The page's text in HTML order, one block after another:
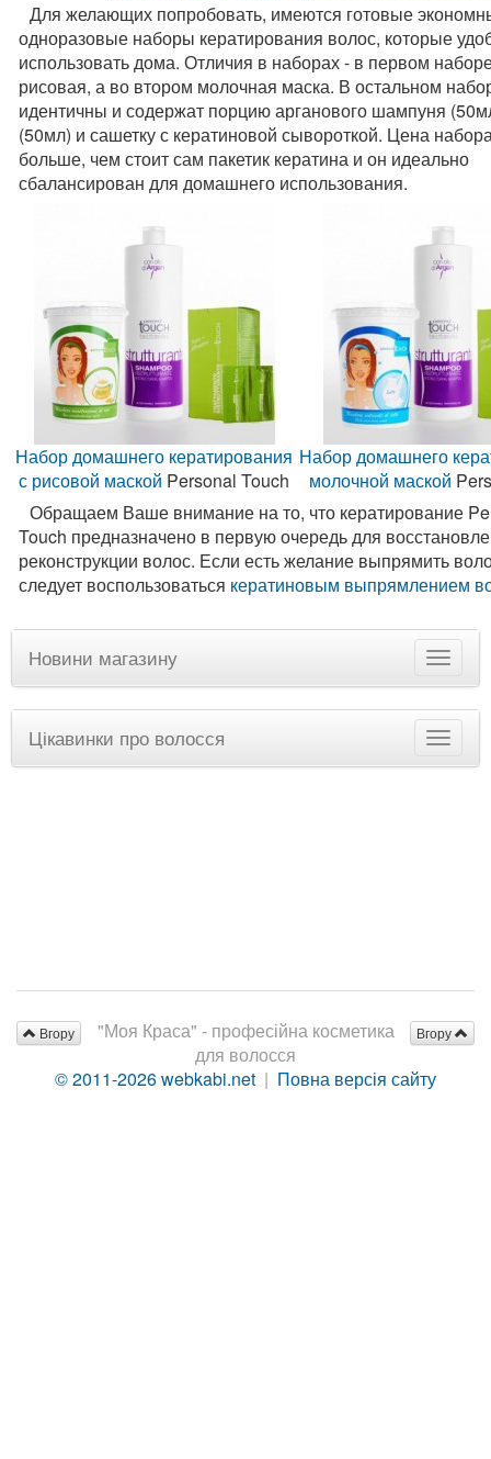
Для желающих попробовать, имеются готовые
одноразовые наборы кератирования волос, которые
использовать дома. Отличия в наборах - в первом
рисовая, а во втором молочная маска. В остальном
идентичны и содержат порцию арганового шампуня
(50мл) и сашетку с кератиновой сывороткой. Цена
больше, чем стоит сам пакетик кератина и он идеально
сбалансирован для домашнего использования.
Набор домашнего кератирования
с рисовой маской Personal Touch
Набор домашнего
молочной маской
Обращаем Ваше внимание на то, что кератирование
Touch предназначено в первую очередь для
реконструкции волос. Если есть желание выпрямить
следует воспользоваться кератиновым выпрямлением
Новини магазину
Цікавинки про волосся
Вгору
Вгору
"Моя Краса" - професійна косметика
для волосся
© 2011-2026 webkabi.net | Повна версія сайту